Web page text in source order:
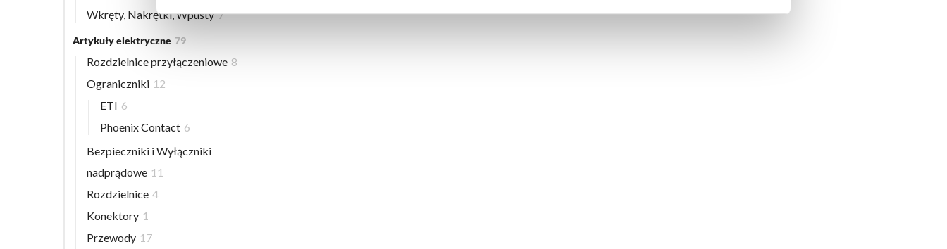
Wkręty, Nakrętki, Wpusty 7
Artykuły elektryczne 79
Rozdzielnice przyłączeniowe 8
Ograniczniki 12
ETI 6
Phoenix Contact 6
Bezpieczniki i Wyłączniki
nadprądowe 11
Rozdzielnice 4
Konektory 1
Przewody 17